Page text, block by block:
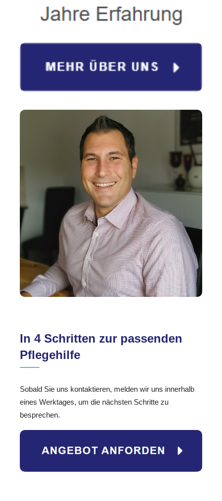
In 4 Schritten zur passenden
Pflegehilfe
Sobald Sie uns kontaktieren, melden wir uns innerhalb
eines Werktages, um die nächsten Schritte zu
besprechen.